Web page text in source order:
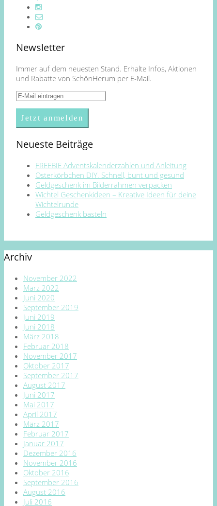
Newsletter
Immer auf dem neuesten Stand. Erhalte Infos, Aktionen
und Rabatte von SchönHerum per E-Mail.
Neueste Beiträge
FREEBIE Adventskalenderzahlen und Anleitung
Osterkörbchen DIY. Schnell, bunt und gesund
Geldgeschenk im Bilderrahmen verpacken
Wichtel Geschenkideen – Kreative Ideen für deine
Wichtelrunde
Geldgeschenk basteln
Archiv
November 2022
März 2022
Juni 2020
September 2019
Juni 2019
Juni 2018
März 2018
Februar 2018
November 2017
Oktober 2017
September 2017
August 2017
Juni 2017
Mai 2017
April 2017
März 2017
Februar 2017
Januar 2017
Dezember 2016
November 2016
Oktober 2016
September 2016
August 2016
Juli 2016